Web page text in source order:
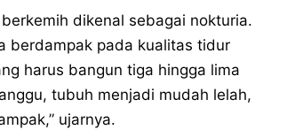
dikenal sebagai nokturia.
berdampak pada kualitas tidur
harus bangun tiga hingga lima
tubuh menjadi mudah lelah,
ujarnya.